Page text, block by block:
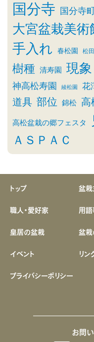
国分寺 国分寺
大宮盆栽美術
手入れ 春松園 松
樹種 清寿園 現象
神高松寿園 綾松園 花
道具 部位 錦松 高
高松盆栽の郷フェスタ
ＡＳＰＡＣ
トップ 盆
職人・愛好家
用
皇居の盆栽
盆
イベント
リン
プライバシーポリシー
お問